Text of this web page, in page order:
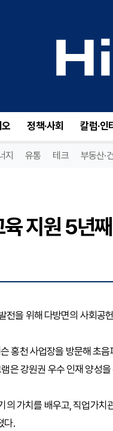
오 정책·사회 칼럼·인
지 유통 테크 부동산·
지원 5년째
을 위해 다방면의 사회공
홍천 사업장을 방문해 초
은 강원권 우수 인재 양성
의 가치를 배우고, 직업가
다.